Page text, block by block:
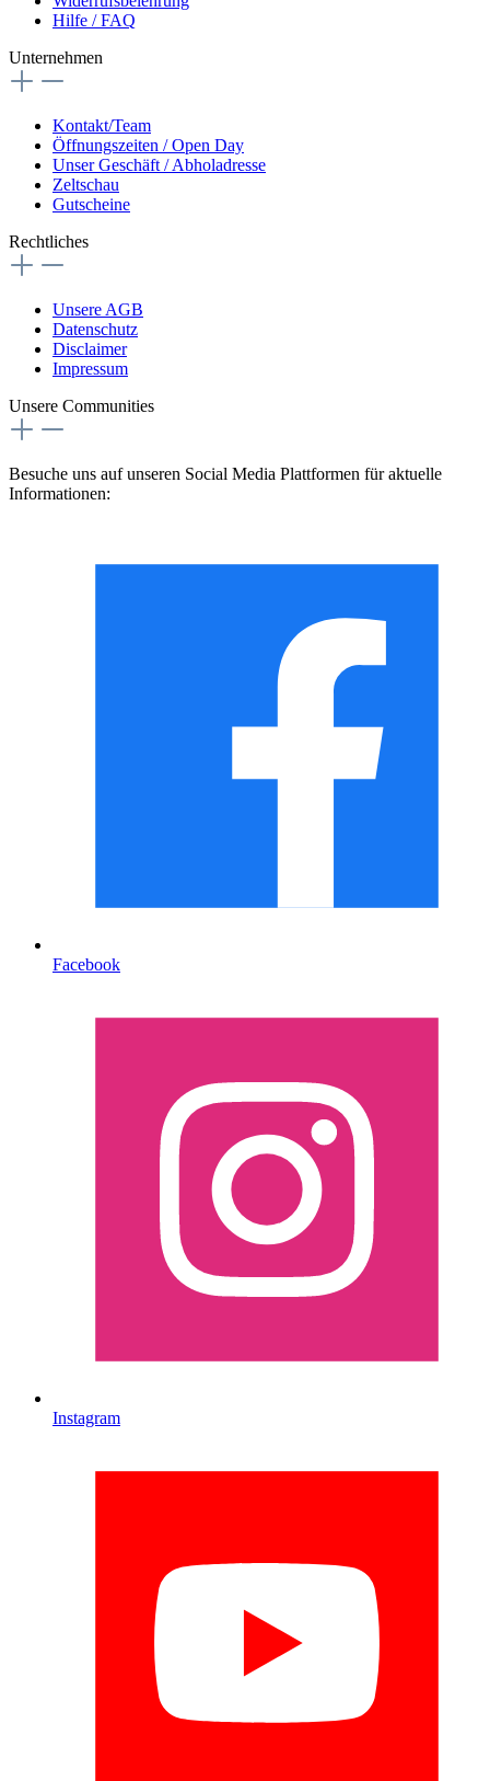
Hilfe / FAQ
Unternehmen
Kontakt/Team
Öffnungszeiten / Open Day
Unser Geschäft / Abholadresse
Zeltschau
Gutscheine
Rechtliches
Unsere AGB
Datenschutz
Disclaimer
Impressum
Unsere Communities
Besuche uns auf unseren Social Media Plattformen für aktuelle
Informationen:
Facebook
Instagram